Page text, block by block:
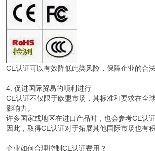
CE认证可以有效降低此类风险，保障企业的合法
4. 促进国际贸易的顺利进行
CE认证不仅限于欧盟市场，其标准和要求在全
影响力。
许多国家或地区在进口产品时，也会参考CE认证
因此，取得CE认证对于拓展其他国际市场也有积
企业如何合理控制CE认证费用？